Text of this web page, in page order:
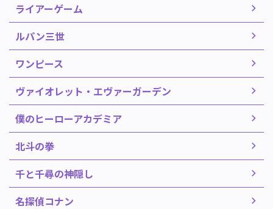
ライアーゲーム
ルパン三世
ワンピース
ヴァイオレット・エヴァーガーデン
僕のヒーローアカデミア
北斗の拳
千と千尋の神隠し
名探偵コナン